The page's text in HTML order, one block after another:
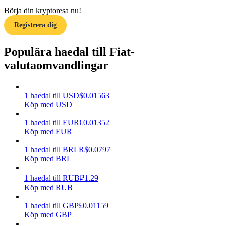
Tjäna
Tjäna konkurrenskraftiga belöningar dagligen
Börja din kryptoresa nu!
Registrera dig
Populära haedal till Fiat-
valutaomvandlingar
1 haedal till USD$0.01563
Köp med USD
1 haedal till EUR€0.01352
Köp med EUR
1 haedal till BRLR$0.0797
Köp med BRL
1 haedal till RUB₽1.29
Köp med RUB
1 haedal till GBP£0.01159
Köp med GBP